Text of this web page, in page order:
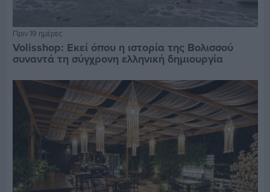
Πριν 19 ημέρες
Volisshop: Εκεί όπου η ιστορία της Βολισσού
συναντά τη σύγχρονη ελληνική δημιουργία